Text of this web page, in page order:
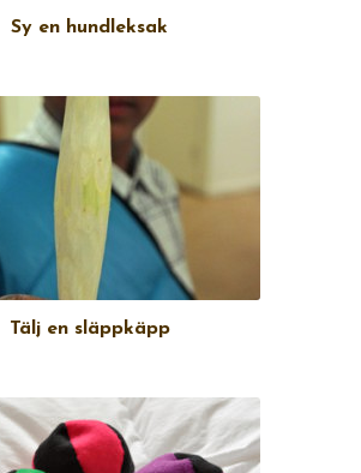
Sy en hundleksak
Tälj en släppkäpp